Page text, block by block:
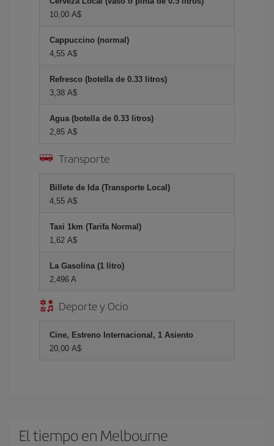
10,00 A$
Cappuccino (normal)
4,55 A$
Refresco (botella de 0.33 litros)
3,38 A$
Agua (botella de 0.33 litros)
2,85 A$
Transporte
Billete de Ida (Transporte Local)
4,55 A$
Taxi 1km (Tarifa Normal)
1,62 A$
La Gasolina (1 litro)
2,496 A
Deporte y Ocio
Cine, Estreno Internacional, 1 Asiento
20,00 A$
El tiempo en Melbourne